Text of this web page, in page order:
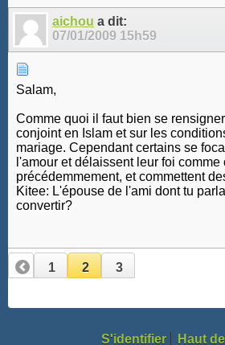
aichou a dit:
07/01/2009 15h59
Salam,
Comme quoi il faut bien se
conjoint en Islam et sur les
mariage. Cependant certains se
l'amour et délaissent leur foi comme
précédemmement, et commettent
Kitee: L'épouse de l'ami dont tu
convertir?
1 2 3
S'identifier Haut